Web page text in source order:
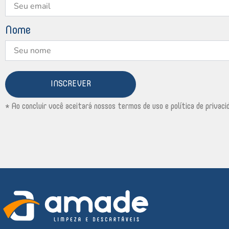
Nome
INSCREVER
* Ao concluir você aceitará nossos termos de uso e política de